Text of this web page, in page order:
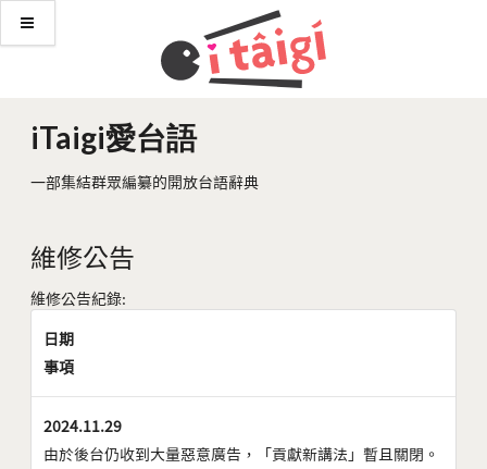
iTaigi愛台語
一部集結群眾編纂的開放台語辭典
維修公告
維修公告紀錄:
日期
事項
2024.11.29
由於後台仍收到大量惡意廣告，「貢獻新講法」暫且關閉。